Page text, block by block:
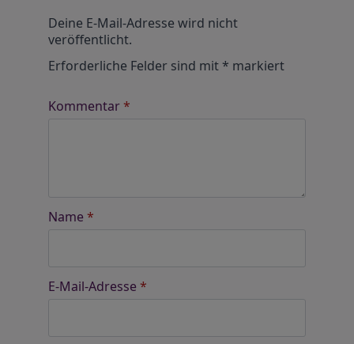
Deine E-Mail-Adresse wird nicht
veröffentlicht.
Erforderliche Felder sind mit* markiert
Kommentar*
Name *
E-Mail-Adresse *